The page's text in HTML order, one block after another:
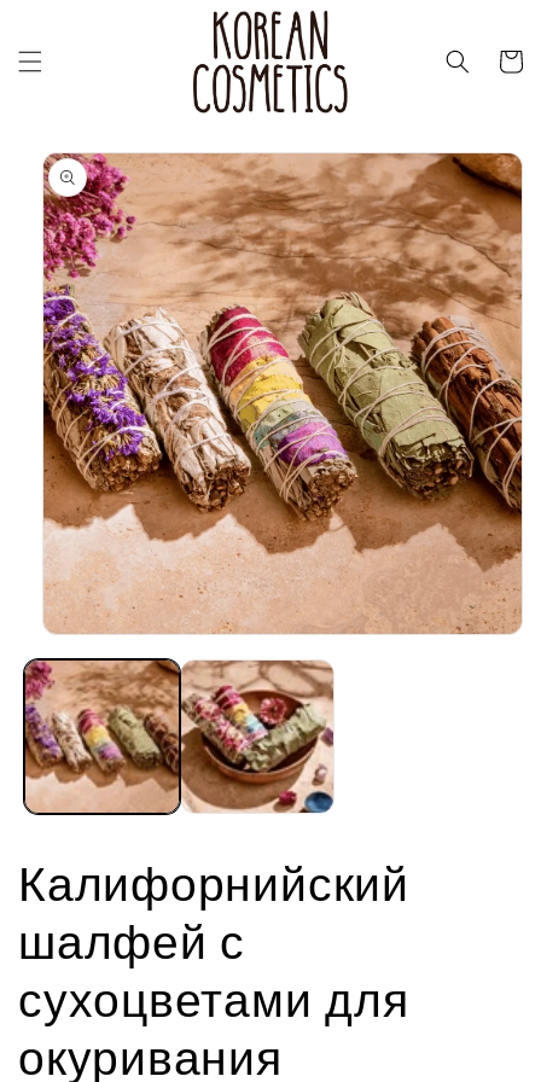
контенту
Перейти к
информации
о продукте
медиа-
файлы
1
в
модальном
окне
Калифорнийский
шалфей с
сухоцветами для
окуривания